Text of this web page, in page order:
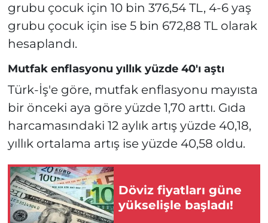
grubu çocuk için 10 bin 376,54 TL, 4-6 yaş
grubu çocuk için ise 5 bin 672,88 TL olarak
hesaplandı.
Mutfak enflasyonu yıllık yüzde 40'ı aştı
Türk-İş'e göre, mutfak enflasyonu mayısta
bir önceki aya göre yüzde 1,70 arttı. Gıda
harcamasındaki 12 aylık artış yüzde 40,18,
yıllık ortalama artış ise yüzde 40,58 oldu.
Döviz fiyatları güne
yükselişle başladı!